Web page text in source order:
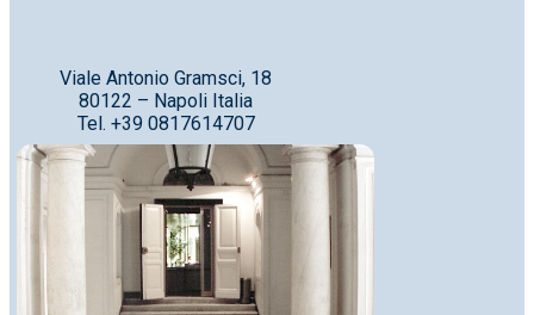
Viale Antonio Gramsci, 18
80122 – Napoli Italia
Tel. +39 0817614707